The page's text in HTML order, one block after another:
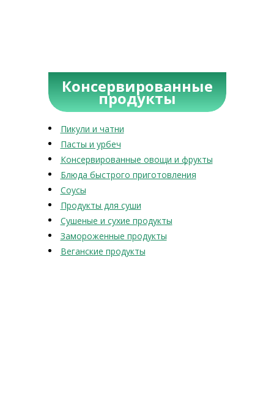
Консервированные
продукты
Пикули и чатни
Пасты и урбеч
Консервированные овощи и фрукты
Блюда быстрого приготовления
Соусы
Продукты для суши
Сушеные и сухие продукты
Замороженные продукты
Веганские продукты